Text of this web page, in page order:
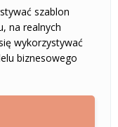
szablon
na realnych
wykorzystywać
biznesowego